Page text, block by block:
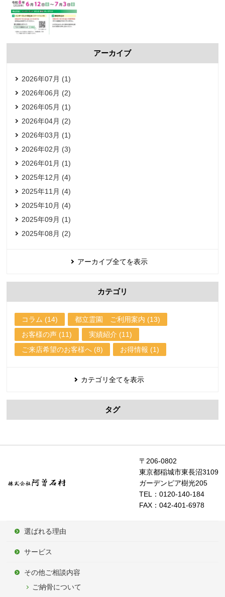
アーカイブ
2026年07月 (1)
2026年06月 (2)
2026年05月 (1)
2026年04月 (2)
2026年03月 (1)
2026年02月 (3)
2026年01月 (1)
2025年12月 (4)
2025年11月 (4)
2025年10月 (4)
2025年09月 (1)
2025年08月 (2)
アーカイブ全てを表示
カテゴリ
コラム (14)
都立霊園 ご利用案内 (13)
お客様の声 (11)
実績紹介 (11)
ご来店希望のお客様へ (8)
お得情報 (1)
カテゴリ全てを表示
タグ
〒206-0802
東京都稲城市東長沼3109
ガーデンピア樹光205
TEL：0120-140-184
FAX：042-401-6978
選ばれる理由
サービス
その他ご相談内容
ご納骨について